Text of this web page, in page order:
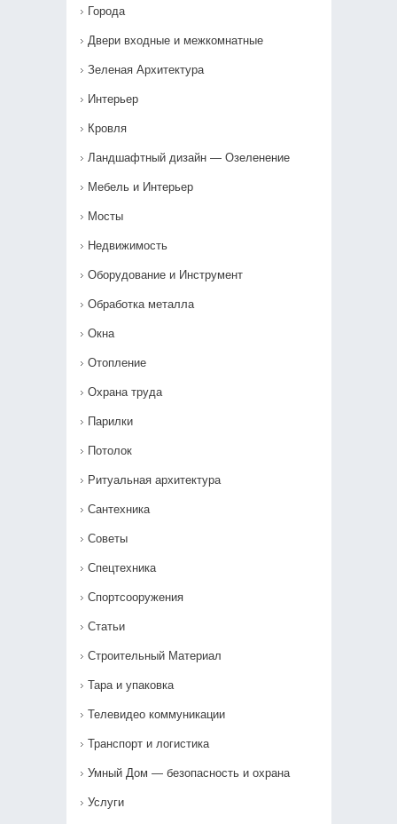
Города
Двери входные и межкомнатные
Зеленая Архитектура
Интерьер
Кровля
Ландшафтный дизайн — Озеленение‎
Мебель и Интерьер
Мосты
Недвижимость
Оборудование и Инструмент
Обработка металла
Окна
Отопление
Охрана труда
Парилки
Потолок
Ритуальная архитектура
Сантехника
Советы
Спецтехника
Спортсооружения
Статьи
Строительный Материал
Тара и упаковка
Телевидео коммуникации
Транспорт и логистика
Умный Дом — безопасность и охрана
Услуги